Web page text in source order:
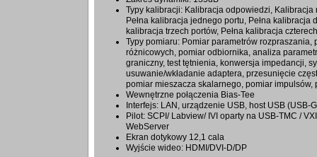
Typy kalibracji: Kalibracja odpowiedzi,
Pełna kalibracja jednego portu, Pełna kalibracja
kalibracja trzech portów, Pełna kalibracja
Typy pomiaru: Pomiar parametrów rozpraszania,
różnicowych, pomiar odbiornika, analiza
graniczny, test tętnienia, konwersja impedancji,
usuwanie/wkładanie adaptera, przesunięcie
pomiar mieszacza skalarnego, pomiar impulsów,
Wewnętrzne połączenia Bias-Tee
Interfejs: LAN, urządzenie USB, host USB (USB-
Pilot: SCPI/ Labview/ IVI oparty na USB-TMC /
WebServer
Ekran dotykowy 12,1 cala
Wyjście wideo: HDMI/DVI-D/DP